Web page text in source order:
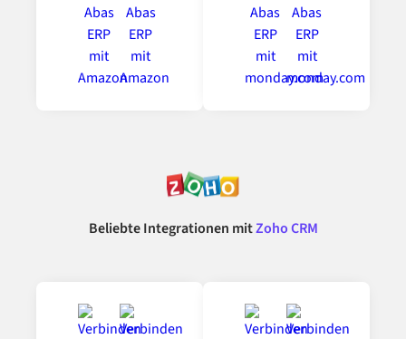
Beliebte Integrationen mitZoho CRM